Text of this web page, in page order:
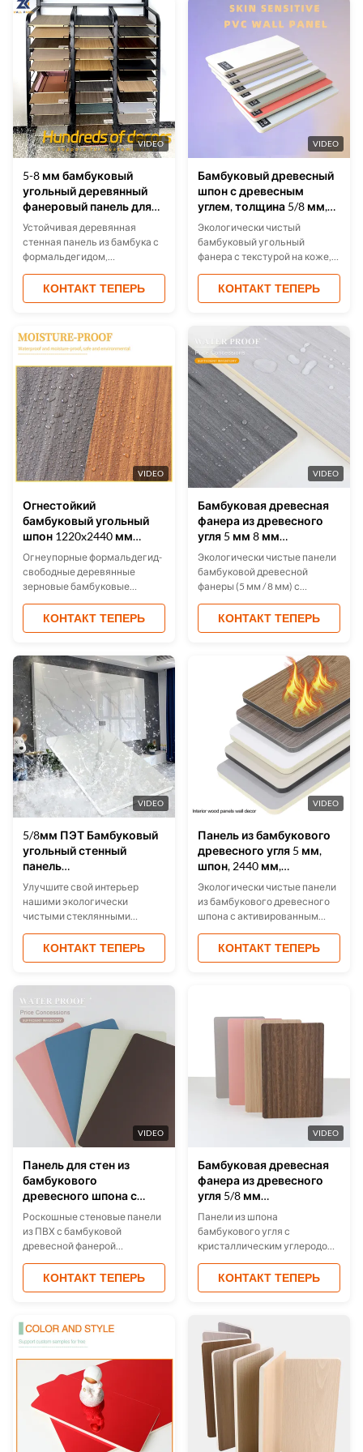
коммерческие
помещенияISO-
сертифицированное качество
с доступными опциями OEM.
звукопоглощающая.
Сертифицирована по
ISO9001, настраиваемые
размеры, простая установка.
Идеально подходит для
домов, офисов, гостиниц.
Экологичная и долговечная.
VIDEO
5-8 мм бамбуковый
угольный деревянный
фанеровый панель для
внутреннего декора
Устойчивая деревянная
стенная панель из бамбука с
формальдегидом,
сертифицированная
ISO9001.идеально подходит
для отелейOEM/ODM
КОНТАКТ ТЕПЕРЬ
VIDEO
Бамбуковый древесный
шпон с древесным
углем, толщина 5/8 мм,
длина 2,44 м
Экологически чистый
бамбуковый угольный
фанера с текстурой на коже,
настраиваемые размеры
(2,44-3,6 м) и цвета.Идеально
подходит для гостиниц, офисы
КОНТАКТ ТЕПЕРЬ
VIDEO
Огнестойкий
бамбуковый угольный
шпон 1220x2440 мм
Водонепроницаемая
настенная панель
Огнеупорные формальдегид-
свободные деревянные
зерновые бамбуковые
угольные фанеры
предлагают
водонепроницаемые,
чистые решения для
интерьеров.с легкой
установкой для
отелейОбъединяет
естественную эстетику с
передовыми функциями
безопасности.
КОНТАКТ ТЕПЕРЬ
VIDEO
Бамбуковая древесная
фанера из древесного
угля 5 мм 8 мм
водонепроницаемая
огнеупорная
Экологически чистые панели
бамбуковой древесной
фанеры (5 мм / 8 мм) с
водонепроницаемыми,
огнеупорными и
влагонепроницаемыми
легкая установка, прочная и
легкая. Подходит для домов,
офисов, отелей и многого
КОНТАКТ ТЕПЕРЬ
VIDEO
5/8мм ПЭТ Бамбуковый
угольный стенный
панель
водонепроницаемый
влагостойкий
Улучшите свой интерьер
нашими экологически
чистыми стеклянными
панелями из ПЭТ и
бамбукового угля, с
водонепроницаемыми,
огнеупорными
свойствами.Эти изгибаемые
панели предлагают легкую
установку и имеют
различные размеры /
цветаИдеально подходит для
домов, офисов и
коммерческих помещений.
КОНТАКТ ТЕПЕРЬ
VIDEO
Панель из бамбукового
древесного угля 5 мм,
шпон, 2440 мм,
водонепроницаемая
стеновая панель
Экологически чистые панели
из бамбукового древесного
шпона с активированным
углем (5 мм/8 мм) с
настраиваемыми размерами
и цветами. Огнестойкие,
Идеально подходят для
офисов, гостиниц и домов.
Простая установка, гибкость
и звукопоглощение. Доступна
поддержка OEM с
КОНТАКТ ТЕПЕРЬ
VIDEO
Панель для стен из
бамбукового
древесного шпона с
древесным углем
1220x2440 мм,
водонепроницаемая,
Роскошные стеновые панели
из ПВХ с бамбуковой
древесной фанерой
обеспечивают
водонепроницаемую,
огнестойкую и влагостойкую
материалыСертификат
ISO9001, ISO45001 и ISO14001
для обеспечения качества.
КОНТАКТ ТЕПЕРЬ
VIDEO
Бамбуковая древесная
фанера из древесного
угля 5/8 мм
влагостойкая
огнестойкая
Панели из шпона
бамбукового угля с
кристаллическим углеродом
сочетают в себе
экологически чистый
бамбуковый уголь с
водонепроницаемыми и
влагостойкими свойствами.
Идеально подходящие для
современных интерьеров, эти
панели обеспечивают
простоту установки,
устойчивость к плесени и
настраиваемые цвета.
Сертифицированы по
КОНТАКТ ТЕПЕРЬ